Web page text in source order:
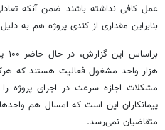
عمل کافی نداشته باشند ضمن آنکه
بنابراین مقداری از کندی پروژه هم به
هزار واحد مشغول فعالیت هستند که
مشکلات اجازه سرعت در اجرای پروژه
پیمانکاران این است که امسال هم
متقاضیان نمی‌رسد.